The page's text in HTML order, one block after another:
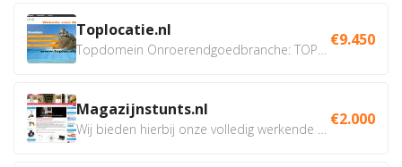
Toplocatie.nl €9.450
Magazijnstunts.nl €2.000